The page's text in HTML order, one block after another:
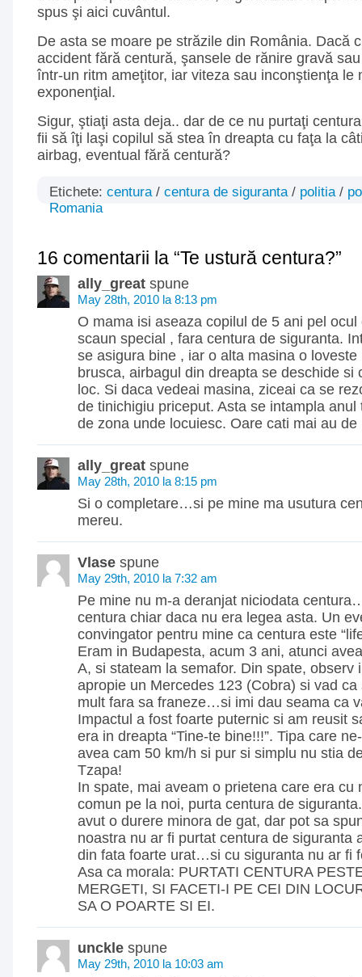
spus şi aici cuvântul.
De asta se moare pe străzile din România. Dacă
accident fără centură, şansele de rănire gravă
într-un ritm ameţitor, iar viteza sau inconştienţa le
exponenţial.
Sigur, ştiaţi asta deja.. dar de ce nu purtaţi
fii să îţi laşi copilul să stea în dreapta cu faţa la
airbag, eventual fără centură?
Etichete: centura/ centura de siguranta/ politia/
Romania
16 comentarii la “Te ustură centura?”
ally_great spune
May 28th, 2010 la 8:13 pm
O mama isi aseaza copilul de 5 ani pel
scaun special , fara centura de siguranta.
se asigura bine , iar o alta masina o
brusca, airbagul din dreapta se deschide si
loc. Si daca vedeai masina, ziceai ca se
de tinichigiu priceput. Asta se intampla
de zona unde locuiesc. Oare cati mai au de
ally_great spune
May 28th, 2010 la 8:15 pm
Si o completare…si pe mine ma usutura
mereu.
Vlase spune
May 29th, 2010 la 7:32 am
Pe mine nu m-a deranjat niciodata
centura chiar daca nu era legea asta. Un
convingator pentru mine ca centura este
Eram in Budapesta, acum 3 ani, atunci
A, si stateam la semafor. Din spate, observ
apropie un Mercedes 123 (Cobra) si vad
mult fara sa franeze…si imi dau seama ca
Impactul a fost foarte puternic si am reusit
era in dreapta “Tine-te bine!!!”. Tipa care
avea cam 50 km/h si pur si simplu nu stia
Tzapa!
In spate, mai aveam o prietena care era cu
comun pe la noi, purta centura de
avut o durere minora de gat, dar pot sa
noastra nu ar fi purtat centura de siguranta
din fata foarte urat…si cu siguranta nu ar fi
Asa ca morala: PURTATI CENTURA
MERGETI, SI FACETI-I PE CEI DIN
SA O POARTE SI EI.
unckle spune
May 29th, 2010 la 10:03 am